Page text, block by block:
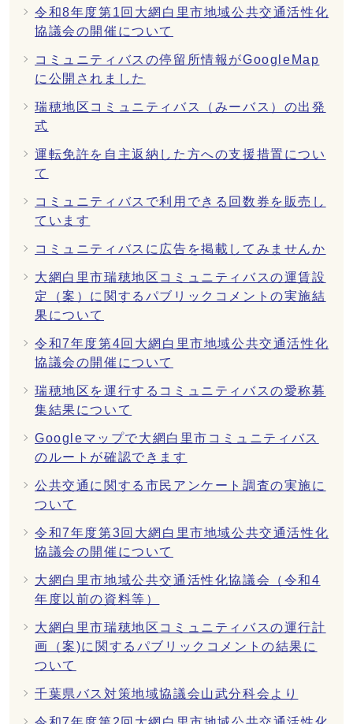
令和8年度第1回大網白里市地域公共交通活性化
協議会の開催について
コミュニティバスの停留所情報がGoogleMap
に公開されました
瑞穂地区コミュニティバス（みーバス）の出発
式
運転免許を自主返納した方への支援措置につい
て
コミュニティバスで利用できる回数券を販売し
ています
コミュニティバスに広告を掲載してみませんか
大網白里市瑞穂地区コミュニティバスの運賃設
定（案）に関するパブリックコメントの実施結
果について
令和7年度第4回大網白里市地域公共交通活性化
協議会の開催について
瑞穂地区を運行するコミュニティバスの愛称募
集結果について
Googleマップで大網白里市コミュニティバス
のルートが確認できます
公共交通に関する市民アンケート調査の実施に
ついて
令和7年度第3回大網白里市地域公共交通活性化
協議会の開催について
大網白里市地域公共交通活性化協議会（令和4
年度以前の資料等）
大網白里市瑞穂地区コミュニティバスの運行計
画（案)に関するパブリックコメントの結果に
ついて
千葉県バス対策地域協議会山武分科会より